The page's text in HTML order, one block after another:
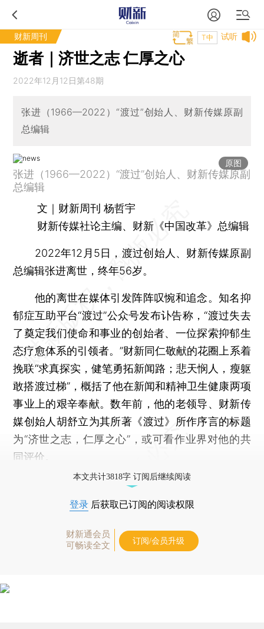
财新周刊 试听
T中
逝者｜济世之志 仁厚之心
2022年12月12日第48期
张进（1966—2022）“渡过”创始人、财新传媒原副
总编辑
原图
张进（1966—2022）“渡过”创始人、财新传媒原副
总编辑
文｜财新周刊 杨哲宇
财新传媒社论主编、财新《中国改革》总编辑
2022年12月5日，渡过创始人、财新传媒原副
总编辑张进离世，终年56岁。
他的离世在媒体引发阵阵叹惋和追念。知名抑
郁症互助平台“渡过”公众号发布讣告称，“渡过失去
了奠定我们使命和事业的创始者、一位探索抑郁生
态疗愈体系的引领者。”财新同仁敬献的花圈上系着
挽联“求真探实，健笔勇拓新闻路；悲天悯人，瘦躯
敢搭渡过梯”，概括了他在新闻和精神卫生健康两项
事业上的艰辛奉献。数年前，他的老领导、财新传
媒创始人胡舒立为其所著《渡过》所作序言的标题
为“济世之志，仁厚之心”，或可看作业界对他的共
同评价。
本文共计3818字 订阅后继续阅读
登录 后获取已订阅的阅读权限
财新通会员
可畅读全文
订阅/会员升级